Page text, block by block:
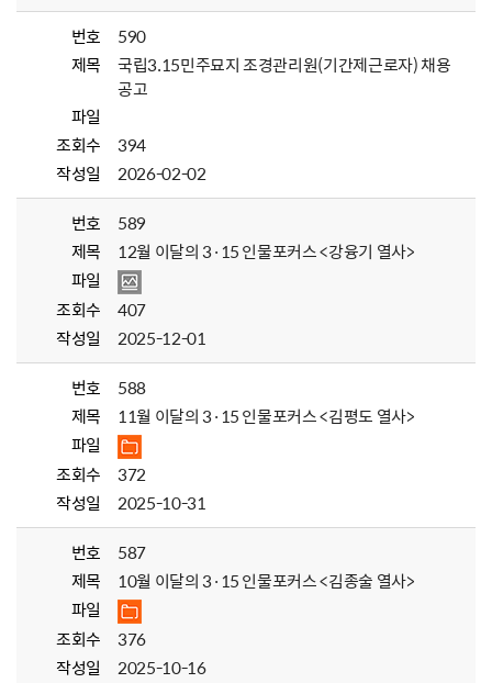
번호
590
제목
국립3.15민주묘지 조경관리원(기간제근로자) 채용
공고
파일
조회수
394
작성일
2026-02-02
번호
589
제목
12월 이달의 3·15 인물포커스 <강융기 열사>
파일
조회수
407
작성일
2025-12-01
번호
588
제목
11월 이달의 3·15 인물포커스 <김평도 열사>
파일
조회수
372
작성일
2025-10-31
번호
587
제목
10월 이달의 3·15 인물포커스 <김종술 열사>
파일
조회수
376
작성일
2025-10-16